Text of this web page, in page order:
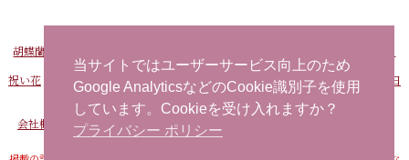
胡蝶蘭販売Net
本へ花を注文する
祝い花- 開店祝い用の花- 社長就任祝い 胡蝶蘭 事務所移転祝い 胡蝶蘭-
誕生日
お祝い用の花
当日配達できる花-胡蝶蘭
会社概要
プライバシーポリシー- 特定商取引法に基づく表記
当サイトではユーザーサービス向上のため
Google AnalyticsなどのCookie識別子を使用
しています。Cookieを受け入れますか？
プライバシー ポリシー